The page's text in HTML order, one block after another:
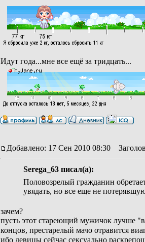
Идут года...мне все ещё за тридцать...
Добавлено: 17 Сен 2010 08:30
Serega_63 писал(а):
Половозрелый гражданин
увядать, но все еще не
зачем?
пусть этот стареющий мужичок лучше
концов, престарелый мачо отравится
ибо девицы сейчас сексуально